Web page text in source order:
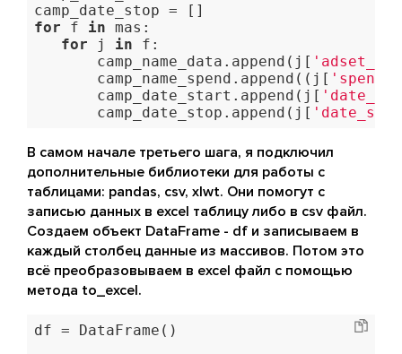
for f in mas:
for j in f:
       camp_name_data.append(j[
       camp_name_spend.append((j[
'spend'
       camp_date_start.append(j[
       camp_date_stop.append(j[
В самом начале третьего шага, я подключил
дополнительные библиотеки для работы с
таблицами: pandas, csv, xlwt. Они помогут с
записью данных в excel таблицу либо в csv файл.
Создаем объект DataFrame - df и записываем в
каждый столбец данные из массивов. Потом это
всё преобразовываем в excel файл с помощью
метода to_excel.
df = DataFrame()